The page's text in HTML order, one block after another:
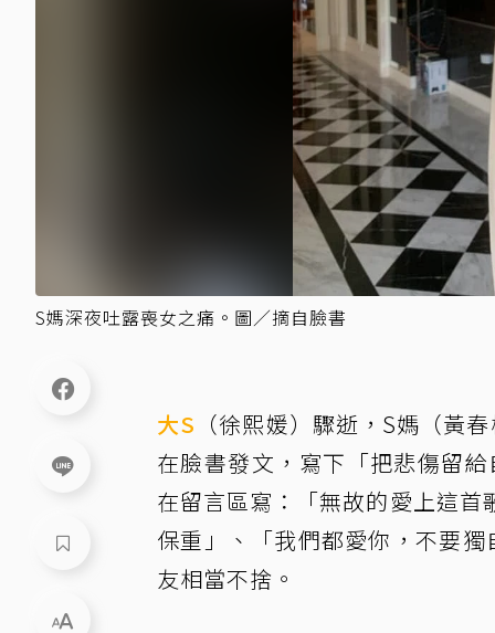
S媽深夜吐露喪女之痛。圖／摘自臉書
大S （徐熙媛）驟逝，S媽（黃
在臉書發文，寫下「把悲傷留
在留言區寫：「無故的愛上這
保重」、「我們都愛你，不要
友相當不捨。